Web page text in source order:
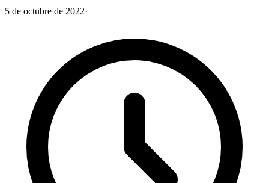
5 de octubre de 2022·